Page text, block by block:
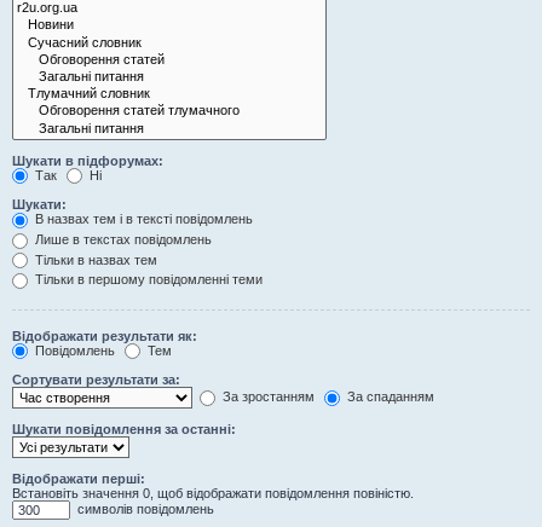
Шукати в підфорумах:
Так
Ні
Шукати:
В назвах тем і в тексті повідомлень
Лише в текстах повідомлень
Тільки в назвах тем
Тільки в першому повідомленні теми
Відображати результати як:
Повідомлень
Тем
Сортувати результати за:
За зростанням
За спаданням
Шукати повідомлення за останні:
Відображати перші:
Встановіть значення 0, щоб відображати повідомлення повіністю.
символів повідомлень